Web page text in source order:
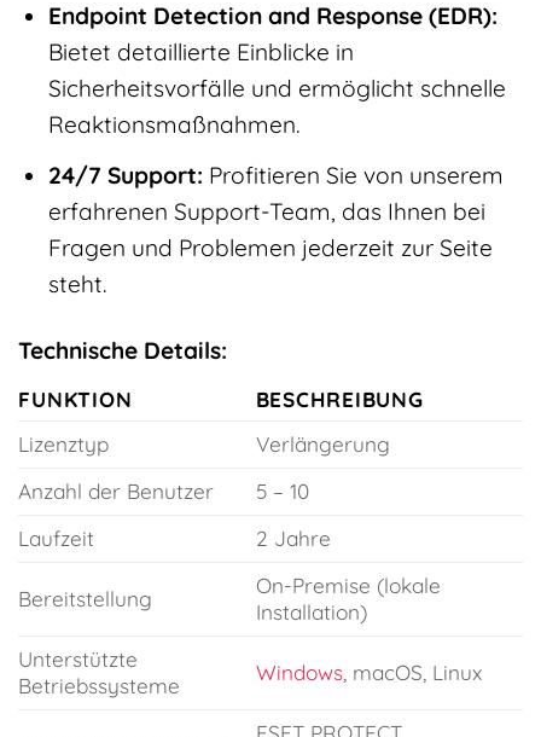
Endpoint Detection and Response (EDR):
Bietet detaillierte Einblicke in
Sicherheitsvorfälle und ermöglicht schnelle
Reaktionsmaßnahmen.
24/7 Support: Profitieren Sie von unserem
erfahrenen Support-Team, das Ihnen bei
Fragen und Problemen jederzeit zur Seite
steht.
Technische Details:
FUNKTION
BESCHREIBUNG
Lizenztyp
Verlängerung
Anzahl der Benutzer
5 – 10
Laufzeit
2 Jahre
Bereitstellung
On-Premise (lokale
Installation)
Unterstützte
Betriebssysteme
Windows, macOS, Linux